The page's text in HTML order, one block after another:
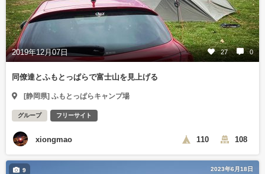
2019年12月07日 27 0
同僚達とふもとっぱらで富士山を見上げる
[静岡県] ふもとっぱらキャンプ場
グループ フリーサイト
xiongmao 110 108
2023年6月18日
9